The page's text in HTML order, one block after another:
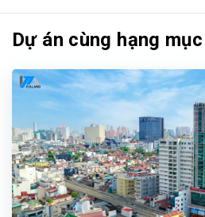
Dự án cùng hạng mục